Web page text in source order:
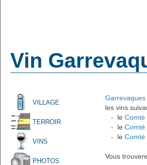
Vin
VILLAGE
TERROIR
VINS
PHOTOS
Garrevaques
les vins
- le Comté
- le Comté
- le Comté
Vous